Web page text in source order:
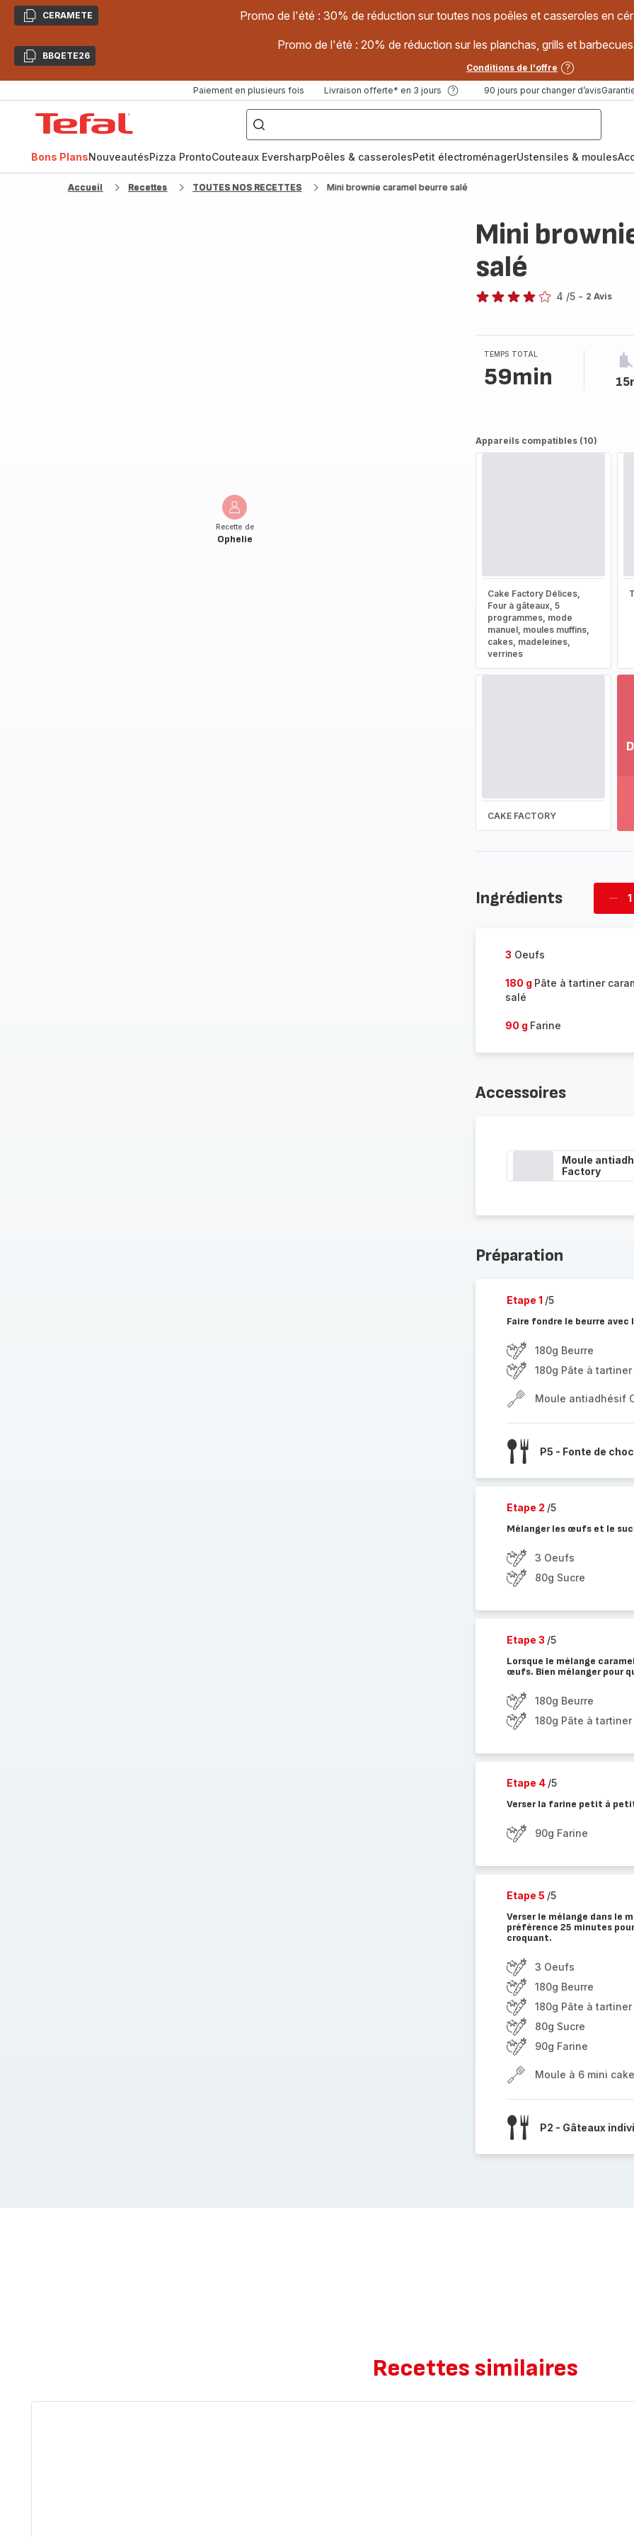
CopierCERAMETE Promo de l'été : 30% de réduction sur toutes nos poêles et casseroles en
CopierBBQETE26
Promo de l'été : 20% de réduction sur les planchas, grills et
Conditions de l'offre
Paiement en plusieurs fois Livraison offerte* en 3 jours 90 jours pour changer d’avis
["Poêles
inox,
Cake
Factory,
Bons PlansNouveautésPizza ProntoCouteaux EversharpPoêles & casserolesPetit électroménagerUstensiles & moules
Accueil Recettes TOUTES NOS RECETTES Mini brownie caramel beurre salé
Recette de
Ophelie
Mini
salé
étoiles
(moyenne)
4 /5 - 2 Avis
TEMPS TOTAL
59min
Appareils compatibles (10)
Cake Factory Délices,
Four à gâteaux, 5
programmes, mode
manuel, moules muffins,
cakes, madeleines,
verrines
CAKE FACTORY
la
Ingrédients
3 Oeufs
180 g Pâte à tartiner
salé
90 g Farine
Accessoires
Moule
Factory
Préparation
Etape 1 /5
Faire fondre le beurre
180g Beurre
180g Pâte à
Moule antiadhésif
P5 - Fonte de
Etape 2 /5
Mélanger les œufs et le
3 Oeufs
80g Sucre
Etape 3 /5
Lorsque le mélange
œufs. Bien mélanger pour
180g Beurre
180g Pâte à
Etape 4 /5
Verser la farine petit à
90g Farine
Etape 5 /5
Verser le mélange dans le
préférence 25 minutes
croquant.
3 Oeufs
180g Beurre
180g Pâte à
80g Sucre
90g Farine
Moule à 6 mini
P2 - Gâteaux
Recettes similaires